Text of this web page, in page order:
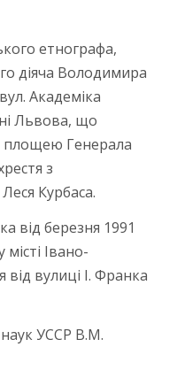
етнографа,
діяча Володимира
Академіка
Львова, що
площею Генерала
з
Курбаса.
від березня 1991
Івано-
вулиці І. Франка
наук УССР В.М.